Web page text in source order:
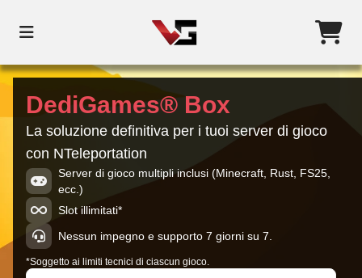
DediGames® Box
La soluzione definitiva per i tuoi server di gioco
con NTeleportation
Server di gioco multipli inclusi (Minecraft, Rust, FS25,
ecc.)
Slot illimitati*
Nessun impegno e supporto 7 giorni su 7.
*Soggetto ai limiti tecnici di ciascun gioco.